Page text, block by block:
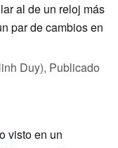
al de un reloj más
par de cambios en
Duy), Publicado
visto en un